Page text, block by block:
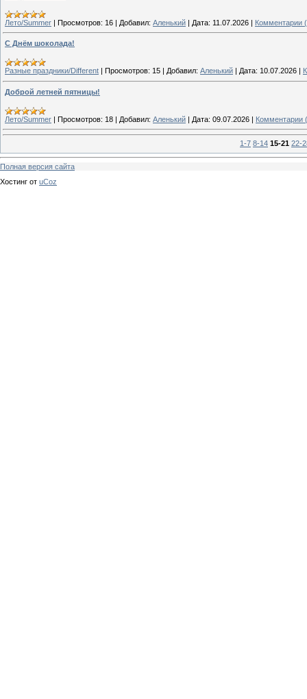
Лето/Summer | Просмотров: 16 | Добавил: Аленький | Дата: 11.07.2026 | Комментарии
С Днём шоколада!
Разные праздники/Different Просмотров: 15 Добавил: Аленький Дата: 10.07.2026
Доброй летней пятницы!
Лето/Summer | Просмотров: 18 | Добавил: Аленький | Дата: 09.07.2026 | Комментарии
1-7 8-14 15-21 22-
Полная версия сайта
Хостинг от uCoz